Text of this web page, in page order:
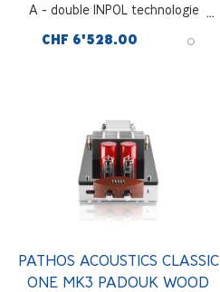
A - double INPOL technologie -
entrées RCA et 1 symétrique XLR,
CHF 6'528.00
PATHOS ACOUSTICS CLASSIC
ONE MK3 PADOUK WOOD